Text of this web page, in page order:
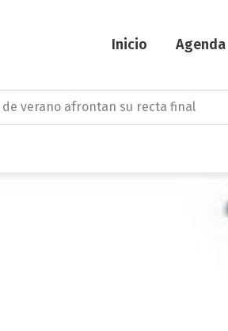
Inicio Agenda
de verano afrontan su recta final